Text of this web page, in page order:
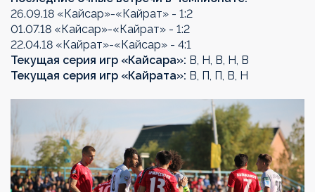
26.09.18 «Кайсар»-«Кайрат» - 1:2
01.07.18 «Кайсар»-«Кайрат» - 1:2
22.04.18 «Кайрат»-«Кайсар» - 4:1
Текущая серия игр «Кайсара»: В, Н, В, Н, В
Текущая серия игр «Кайрата»: В, П, П, В, Н